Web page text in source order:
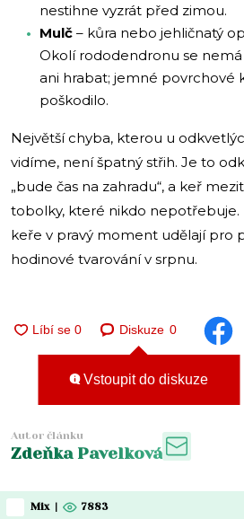
nestihne vyzrát před zimou.
Mulč – kůra nebo jehličnatý
Okolí rododendronu se
ani hrabat; jemné povrchové
poškodilo.
Největší chyba, kterou u
vidíme, není špatný střih. Je to
„bude čas na zahradu“, a keř
tobolky, které nikdo nepotřebuje.
keře v pravý moment udělají pro
hodinové tvarování v srpnu.
Diskuze 0
Vstoupit do diskuze
Autor článku
Zdeňka Pavelková
Mix | 7883